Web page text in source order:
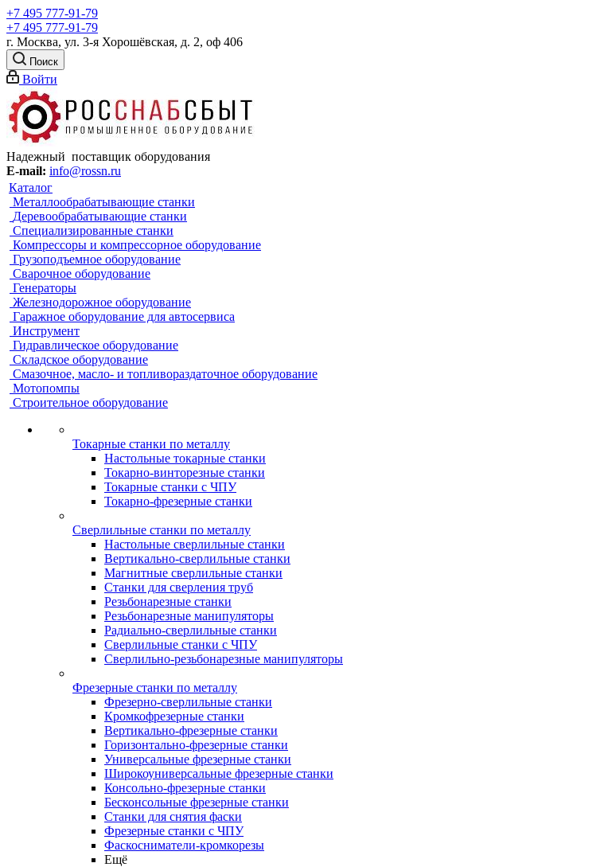
+7 495 777-91-79
+7 495 777-91-79
г. Москва, ул. 3-я Хорошёвская, д. 2, оф 406
Поиск
Войти
Надежный поставщик оборудования
E-mail: info@rossn.ru
Каталог
Металлообрабатывающие станки
Деревообрабатывающие станки
Специализированные станки
Компрессоры и компрессорное оборудование
Грузоподъемное оборудование
Сварочное оборудование
Генераторы
Железнодорожное оборудование
Гаражное оборудование для автосервиса
Инструмент
Гидравлическое оборудование
Складское оборудование
Смазочное, масло- и топливораздаточное оборудование
Мотопомпы
Строительное оборудование
Токарные станки по металлу
Настольные токарные станки
Токарно-винторезные станки
Токарные станки с ЧПУ
Токарно-фрезерные станки
Сверлильные станки по металлу
Настольные сверлильные станки
Вертикально-сверлильные станки
Магнитные сверлильные станки
Станки для сверления труб
Резьбонарезные станки
Резьбонарезные манипуляторы
Радиально-сверлильные станки
Сверлильные станки с ЧПУ
Сверлильно-резьбонарезные манипуляторы
Фрезерные станки по металлу
Фрезерно-сверлильные станки
Кромкофрезерные станки
Вертикально-фрезерные станки
Горизонтально-фрезерные станки
Универсальные фрезерные станки
Широкоуниверсальные фрезерные станки
Консольно-фрезерные станки
Бесконсольные фрезерные станки
Станки для снятия фаски
Фрезерные станки с ЧПУ
Фаскосниматели-кромкорезы
Ещё